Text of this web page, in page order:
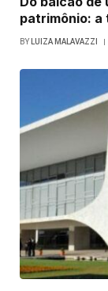
patrimônio: a
BY LUIZA MALAVAZZI